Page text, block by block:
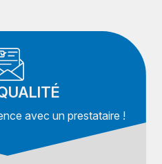
avec un prestataire !